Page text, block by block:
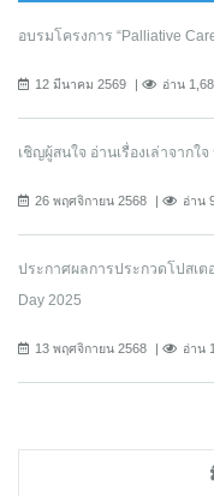
อบรมโครงการ “Palliative
12 มีนาคม 2569 อ่าน
เชิญผู้สนใจ อ่านเรื่องเล่าจากใ
26 พฤศจิกายน 2568 อ่าน
ประกาศผลการประกวดโปสเต
Day 2025
13 พฤศจิกายน 2568 อ่าน